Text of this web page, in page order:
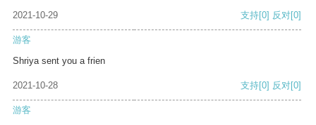
2021-10-29 支持[0] 反对[0]
游客
Shriya sent you a frien
2021-10-28 支持[0] 反对[0]
游客